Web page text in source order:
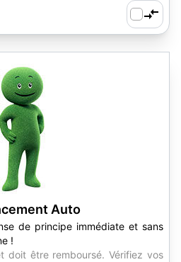
Auto
de principe immédiate et sans
!
doit être remboursé. Vérifiez vos